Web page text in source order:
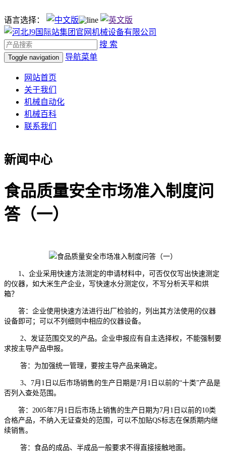
语言选择：
搜 索
Toggle navigation 导航菜单
网站首页
关于我们
机械自动化
机械百科
联系我们
新闻中心
食品质量安全市场准入制度问
答（一）
1、企业采用快速方法测定的申请材料中，可否仅仅写出快速测定
的仪器，如大米生产企业，写快速水分测定仪，不写分析天平和烘
箱？
答：企业使用快速方法进行出厂检验的，列出其方法使用的仪器
设备即可；可以不列细则中相应的仪器设备。
2、发证范围交叉的产品。企业申报应有自主选择权，不能强制要
求按主导产品申报。
答：为加强统一管理，要按主导产品来确定。
3、7月1日以后市场销售的生产日期是7月1日以前的“十类”产品是
否列入查处范围。
答：2005年7月1日后市场上销售的生产日期为7月1日以前的10类
合格产品，不纳入无证查处的范围，可以不加贴QS标志在保质期内继
续销售。
答：食品的成品、半成品一般要求不得直接接触地面。